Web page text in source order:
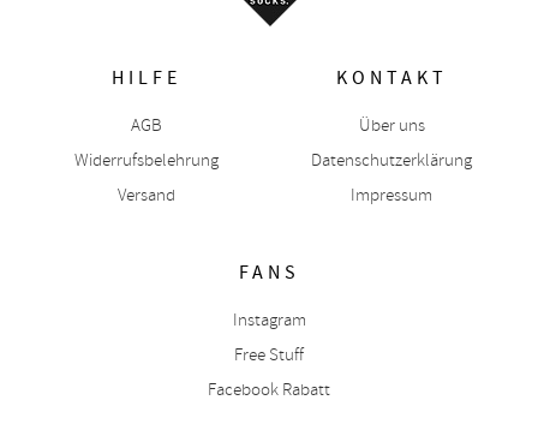
HILFE
AGB
Widerrufsbelehrung
Versand
KONTAKT
Über uns
Datenschutzerklärung
Impressum
FANS
Instagram
Free Stuff
Facebook Rabatt